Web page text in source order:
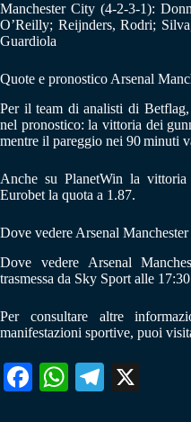
Manchester City (4-2-3-1):
O’Reilly; Reijnders, Rodri;
Guardiola
Quote e pronostico Arsenal
Per il team di analisti di Betflag,
nel pronostico: la vittoria dei
mentre il pareggio nei 90 minuti
Anche su PlanetWin la
Eurobet la quota a 1.87.
Dove vedere Arsenal
Dove vedere Arsenal
trasmessa da Sky Sport alle
Per consultare altre
manifestazioni sportive, puoi
Fa W
Te